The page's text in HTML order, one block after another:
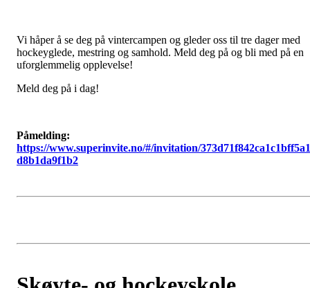
Vi håper å se deg på vintercampen og gleder oss til tre dager med
hockeyglede, mestring og samhold. Meld deg på og bli med på en
uforglemmelig opplevelse!
Meld deg på i dag!
Påmelding:
https://www.superinvite.no/#/invitation/373d71f842ca1c1bff5a1
d8b1da9f1b2